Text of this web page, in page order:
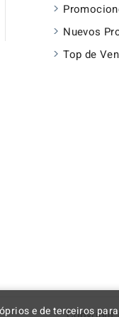
Nuevos
Top de
e de terceiros